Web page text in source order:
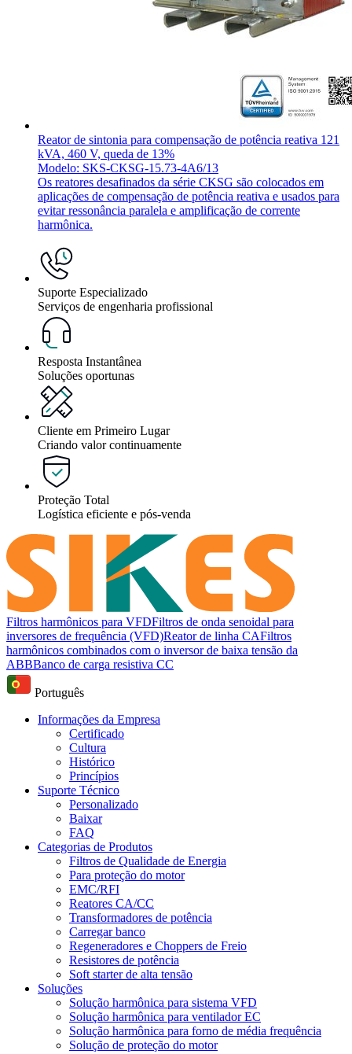
Reator de sintonia para compensação de potência reativa 121
kVA, 460 V, queda de 13%
Modelo: SKS-CKSG-15.73-4A6/13
Os reatores desafinados da série CKSG são colocados em
aplicações de compensação de potência reativa e usados para
evitar ressonância paralela e amplificação de corrente
harmônica.
Suporte Especializado
Serviços de engenharia profissional
Resposta Instantânea
Soluções oportunas
Cliente em Primeiro Lugar
Criando valor continuamente
Proteção Total
Logística eficiente e pós-venda
Filtros harmônicos para VFDFiltros de onda senoidal para
inversores de frequência (VFD)Reator de linha CAFiltros
harmônicos combinados com o inversor de baixa tensão da
ABBBanco de carga resistiva CC
Português
Informações da Empresa
Certificado
Cultura
Histórico
Princípios
Suporte Técnico
Personalizado
Baixar
FAQ
Categorias de Produtos
Filtros de Qualidade de Energia
Para proteção do motor
EMC/RFI
Reatores CA/CC
Transformadores de potência
Carregar banco
Regeneradores e Choppers de Freio
Resistores de potência
Soft starter de alta tensão
Soluções
Solução harmônica para sistema VFD
Solução harmônica para ventilador EC
Solução harmônica para forno de média frequência
Solução de proteção do motor